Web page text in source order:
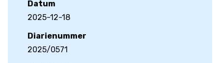
Datum
2025-12-18
Diarienummer
2025/0571